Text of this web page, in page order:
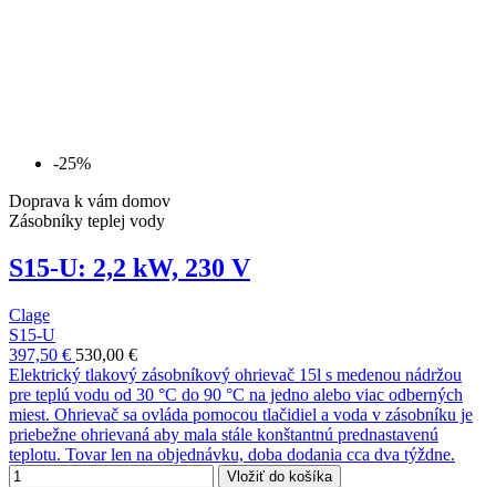
-25%
Doprava k vám domov
Zásobníky teplej vody
S15-U: 2,2 kW, 230 V
Clage
S15-U
397,50 € 530,00 €
Elektrický tlakový zásobníkový ohrievač 15l s medenou nádržou
pre teplú vodu od 30 °C do 90 °C na jedno alebo viac odberných
miest. Ohrievač sa ovláda pomocou tlačidiel a voda v zásobníku je
priebežne ohrievaná aby mala stále konštantnú prednastavenú
teplotu. Tovar len na objednávku, doba dodania cca dva týždne.
Vložiť do košíka